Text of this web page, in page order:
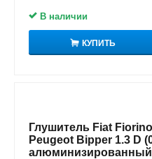
В наличии
КУПИТЬ
Глушитель Fiat
Peugeot Bipper 1.3 D
алюминизированный